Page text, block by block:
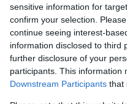
sensitive information for
confirm your selection.
continue seeing interest-
information disclosed to third
further disclosure of your
participants. This information
Downstream Participants that